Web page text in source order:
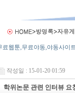
작성일 : 15-01-20 01:59
학위논문 관련 인터뷰 요